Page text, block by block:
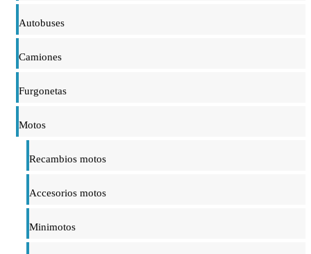
Autobuses
Camiones
Furgonetas
Motos
Recambios motos
Accesorios motos
Minimotos